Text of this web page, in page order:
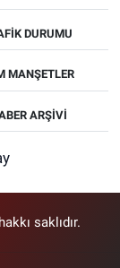
DURUMU
MANŞETLER
ARŞIVI
saklıdır.